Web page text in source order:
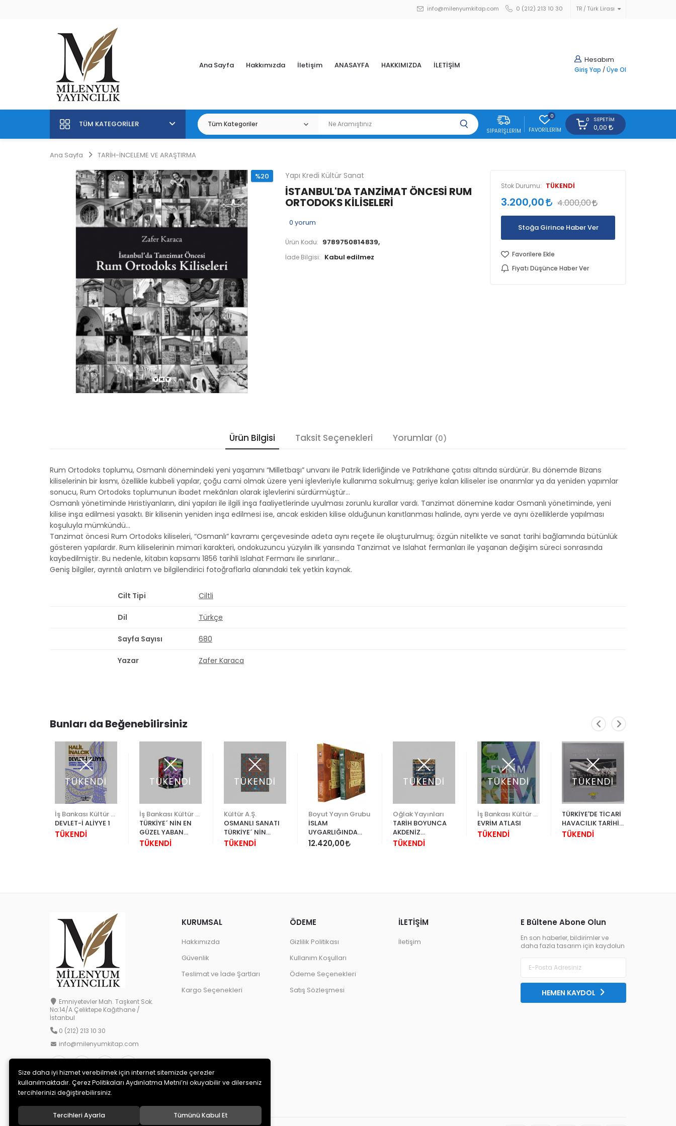
TR Türk Lirası
info@milenyumkitap.com 0 (212) 213 10 30
Hesabım
Giriş Yap / Üye Ol
Ana Sayfa Hakkımızda İletişim ANASAYFA HAKKIMIZDA İLETİŞİM
TÜM KATEGORILER
SIPARIŞLERIM
0
FAVORILERIM
0 SEPETIM
0,00
Ana Sayfa TARİH-İNCELEME VE ARAŞTIRMA
%20 Yapı Kredi Kültür Sanat
İSTANBUL'DA TANZİMAT ÖNCESİ RUM
ORTODOKS KİLİSELERİ
0 yorum
Ürün Kodu: 9789750814839,
İade Bilgisi:
Stok Durumu: TÜKENDİ
3.200,00 4.000,00
Stoğa Girince Haber Ver
Favorilere Ekle
Fiyatı Düşünce Haber Ver
Ürün Bilgisi Taksit Seçenekleri Yorumlar (0)
Rum Ortodoks toplumu, Osmanlı dönemindeki yeni yaşamını “Milletbaşı” unvanı ile Patrik liderliğinde ve Patrikhane çatısı altında sürdürür. Bu dönemde Bizans
kiliselerinin bir kısmı, özellikle kubbeli yapılar, çoğu cami olmak üzere yeni işlevleriyle kullanıma sokulmuş; geriye kalan kiliseler ise onarımlar ya da yeniden yapımlar
sonucu, Rum Ortodoks toplumunun ibadet mekânları olarak işlevlerini sürdürmüştür…
Osmanlı yönetiminde Hıristiyanların, dini yapıları ile ilgili inşa faaliyetlerinde uyulması zorunlu kurallar vardı. Tanzimat dönemine kadar Osmanlı yönetiminde, yeni
kilise inşa edilmesi yasaktı. Bir kilisenin yeniden inşa edilmesi ise, ancak eskiden kilise olduğunun kanıtlanması halinde, aynı yerde ve aynı özelliklerde yapılması
koşuluyla mümkündü…
Tanzimat öncesi Rum Ortodoks kiliseleri, “Osmanlı” kavramı çerçevesinde adeta aynı reçete ile oluşturulmuş; özgün nitelikte ve sanat tarihi bağlamında bütünlük
gösteren yapılardır. Rum kiliselerinin mimari karakteri, ondokuzuncu yüzyılın ilk yarısında Tanzimat ve Islahat fermanları ile yaşanan değişim süreci sonrasında
kaybedilmiştir. Bu nedenle, kitabın kapsamı 1856 tarihli Islahat Fermanı ile sınırlanır…
Geniş bilgiler, ayrıntılı anlatım ve bilgilendirici fotoğraflarla alanındaki tek yetkin kaynak.
Cilt Tipi Ciltli
Dil Türkçe
Sayfa Sayısı 680
Yazar Zafer Karaca
Bunları da Beğenebilirsiniz
TÜKENDİ
DEVLET-İ ALİYYE 1
TÜKENDİ
TÜKENDİ
TÜRKİYE´ NİN EN
GÜZEL YABAN
ÇİÇEKLERİ
TÜKENDİ
TÜKENDİ
Kültür A.Ş.
OSMANLI SANATI
TÜRKİYE´ NİN
RESSAMLARI
TÜKENDİ
Boyut Yayın Grubu
İSLAM
UYGARLIĞINDA
MİMARİ,
12.420,00
TÜKENDİ
Oğlak Yayınları
TARİH BOYUNCA
AKDENİZ
UYGARLIKLARI
TÜKENDİ
TÜKENDİ
EVRİM ATLASI
TÜKENDİ
TÜKENDİ
TÜRKİYE'DE TİCARİ
HAVACILIK TARİHİ
(20 - A - 17)
TÜKENDİ
Emniyetevler Mah. Taşkent Sok.
No:14/A Çeliktepe Kağıthane /
İstanbul
0 (212) 213 10 30
info@milenyumkitap.com
E Bültene Abone Olun
En son haberler, bildirimler ve
daha fazla tasarım için kaydolun
HEMEN KAYDOL
KURUMSAL
Hakkımızda
Güvenlik
Teslimat ve İade Şartları
Kargo Seçenekleri
ÖDEME
Gizlilik Politikası
Kullanım Koşulları
Ödeme Seçenekleri
Satış Sözleşmesi
İLETİŞİM
İletişim
Size daha iyi hizmet verebilmek için internet sitemizde çerezler
kullanılmaktadır. Çerez Politikaları Aydınlatma Metni’ni okuyabilir ve dilerseniz
tercihlerinizi değiştirebilirsiniz.
Tercihleri Ayarla Tümünü Kabul Et